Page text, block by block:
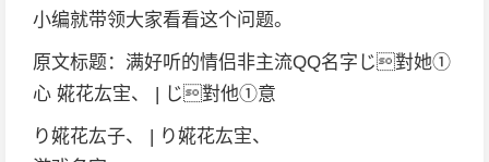
小编就带领大家看看这个问题。
原文标题：满好听的情侣非主流QQ名字じ對她①
心 婲花厷宔、 | じ對他①意
り婲花厷子、 | り婲花厷宔、